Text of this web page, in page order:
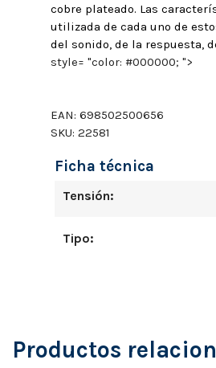
cobre plateado. Las
utilizada de cada uno de
del sonido, de la respuesta,
style= "color: #000000; ">
EAN: 698502500656
SKU: 22581
Ficha técnica
Tensión:
Tipo:
Productos